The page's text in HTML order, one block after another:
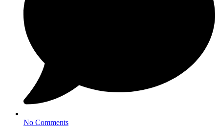
No Comments